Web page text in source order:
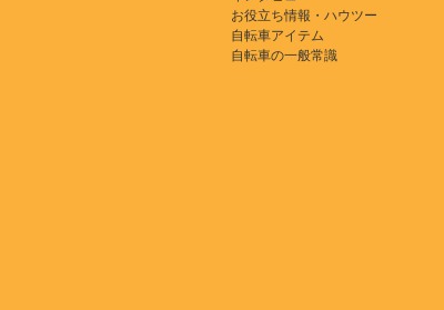
お役立ち情報・ハウツー
自転車アイテム
自転車の一般常識